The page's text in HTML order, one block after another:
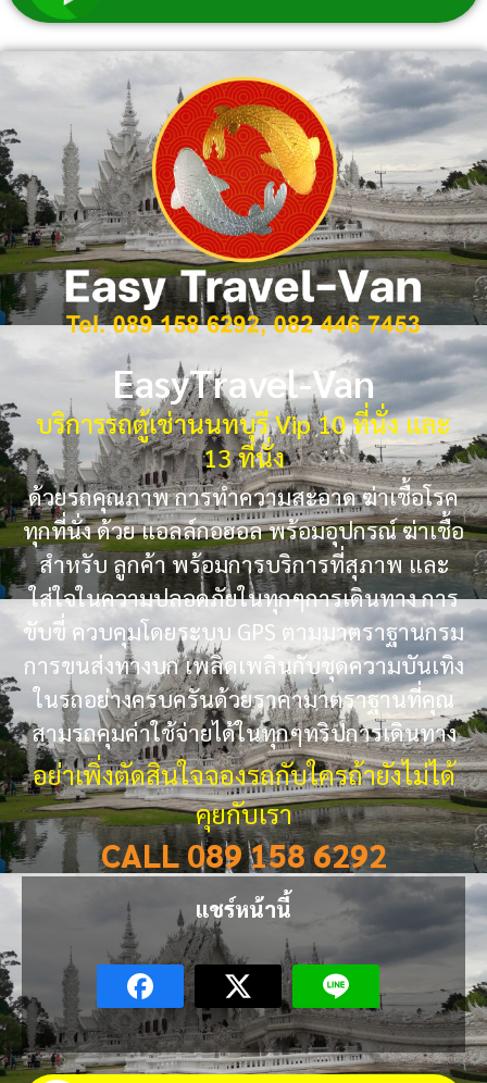
EasyTravel-Van
บริการรถตู้เช่านนทบุรี Vip 10 ที่นั่ง และ
13 ที่นั่ง
ด้วยรถคุณภาพ การทำความสะอาด ฆ่าเชื้อโรค
ทุกที่นั่ง ด้วย แอลล์กอฮอล พร้อมอุปกรณ์ ฆ่าเชื้อ
สำหรับ ลูกค้า พร้อมการบริการที่สุภาพ และ
ใส่ใจในความปลอดภัยในทุกๆการเดินทาง การ
ขับขี่ ควบคุมโดยระบบ GPS ตามมาตราฐานกรม
การขนส่งทางบก เพลิดเพลินกับชุดความบันเทิง
ในรถอย่างครบครันด้วยราคามาตราฐานที่คุณ
สามรถคุมค่าใช้จ่ายได้ในทุกๆทริปการเดินทาง
อย่าเพิ่งตัดสินใจจองรถกับใครถ้ายังไม่ได้
คุยกับเรา
CALL 089 158 6292
แชร์หน้านี้